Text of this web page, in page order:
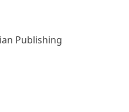
Publishing